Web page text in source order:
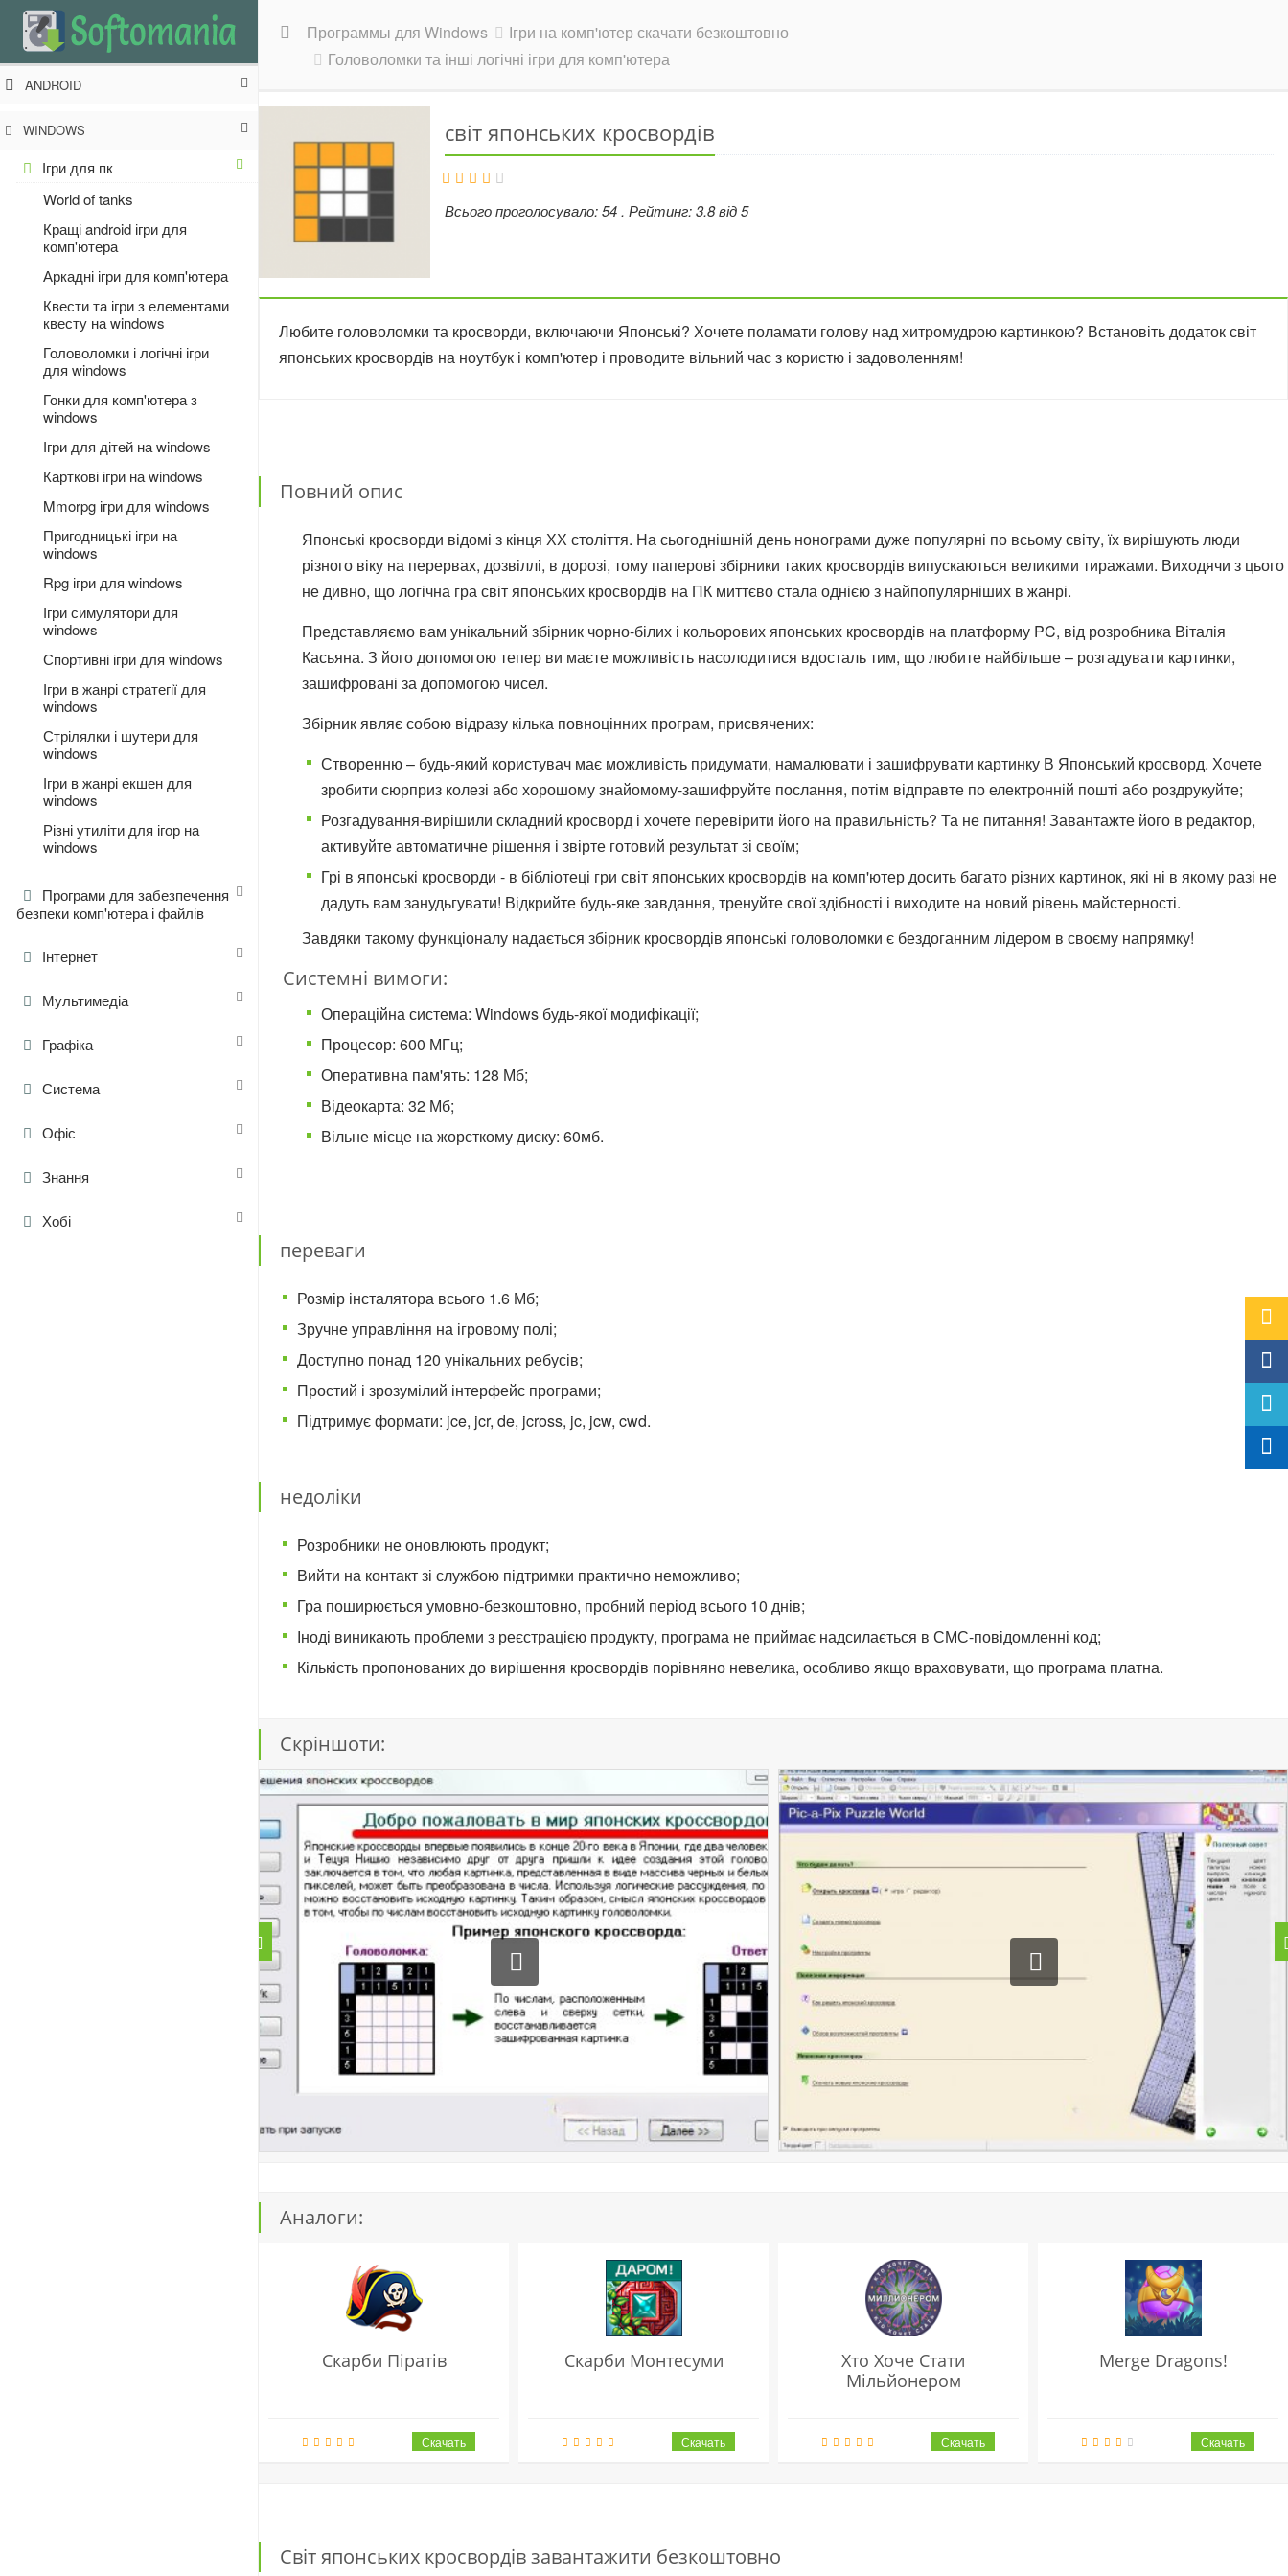
Программы для Windows
Ігри на комп'ютер скачати безкоштовно
Головоломки та інші логічні ігри для комп'ютера
світ японських кросвордів
Всього проголосувало:54 . Рейтинг:3.8від5
Любите головоломки та кросворди, включаючи Японські? Хочете поламати голову над хитромудрою картинкою? Встановіть додаток світ
японських кросвордів на ноутбук і комп'ютер і проводите вільний час з користю і задоволенням!
Повний опис
Японські кросворди відомі з кінця ХХ століття. На сьогоднішній день нонограми дуже популярні по всьому світу, їх вирішують люди
різного віку на перервах, дозвіллі, в дорозі, тому паперові збірники таких кросвордів випускаються великими тиражами. Виходячи з цього
не дивно, що логічна гра світ японських кросвордів на ПК миттєво стала однією з найпопулярніших в жанрі.
Представляємо вам унікальний збірник чорно-білих і кольорових японських кросвордів на платформу PC, від розробника Віталія
Касьяна. З його допомогою тепер ви маєте можливість насолодитися вдосталь тим, що любите найбільше – розгадувати картинки,
зашифровані за допомогою чисел.
Збірник являє собою відразу кілька повноцінних програм, присвячених:
Створенню – будь-який користувач має можливість придумати, намалювати і зашифрувати картинку В Японський кросворд. Хочете
зробити сюрприз колезі або хорошому знайомому-зашифруйте послання, потім відправте по електронній пошті або роздрукуйте;
Розгадування-вирішили складний кросворд і хочете перевірити його на правильність? Та не питання! Завантажте його в редактор,
активуйте автоматичне рішення і звірте готовий результат зі своїм;
Грі в японські кросворди - в бібліотеці гри світ японських кросвордів на комп'ютер досить багато різних картинок, які ні в якому разі не
дадуть вам занудьгувати! Відкрийте будь-яке завдання, тренуйте свої здібності і виходите на новий рівень майстерності.
Завдяки такому функціоналу надається збірник кросвордів японські головоломки є бездоганним лідером в своєму напрямку!
Системні вимоги:
Операційна система: Windows будь-якої модифікації;
Процесор: 600 МГц;
Оперативна пам'ять: 128 Мб;
Відеокарта: 32 Мб;
Вільне місце на жорсткому диску: 60мб.
переваги
Розмір інсталятора всього 1.6 Мб;
Зручне управління на ігровому полі;
Доступно понад 120 унікальних ребусів;
Простий і зрозумілий інтерфейс програми;
Підтримує формати: jce, jcr, de, jcross, jc, jcw, cwd.
недоліки
Розробники не оновлюють продукт;
Вийти на контакт зі службою підтримки практично неможливо;
Гра поширюється умовно-безкоштовно, пробний період всього 10 днів;
Іноді виникають проблеми з реєстрацією продукту, програма не приймає надсилається в СМС-повідомленні код;
Кількість пропонованих до вирішення кросвордів порівняно невелика, особливо якщо враховувати, що програма платна.
Скріншоти:
Аналоги:
Скарби Піратів Скарби Монтесуми
Хто Хоче Стати
Мільйонером
Merge Dragons!
Світ японських кросвордів завантажити безкоштовно
ANDROID
WINDOWS
Ігри для пк
World of tanks
Кращі android ігри для
комп'ютера
Аркадні ігри для комп'ютера
Квести та ігри з елементами
квесту на windows
Головоломки і логічні ігри
для windows
Гонки для комп'ютера з
windows
Ігри для дітей на windows
Карткові ігри на windows
Mmorpg ігри для windows
Пригодницькі ігри на
windows
Rpg ігри для windows
Ігри симулятори для
windows
Спортивні ігри для windows
Ігри в жанрі стратегії для
windows
Стрілялки і шутери для
windows
Ігри в жанрі екшен для
windows
Різні утиліти для ігор на
windows
Програми для забезпечення
безпеки комп'ютера і файлів
Інтернет
Мультимедіа
Графіка
Система
Офіс
Знання
Хобі